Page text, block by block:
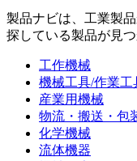
製品ナビは、工業製
探している製品が見
工作機械
機械工具/作業工
産業用機械
物流・搬送・包
化学機械
流体機器